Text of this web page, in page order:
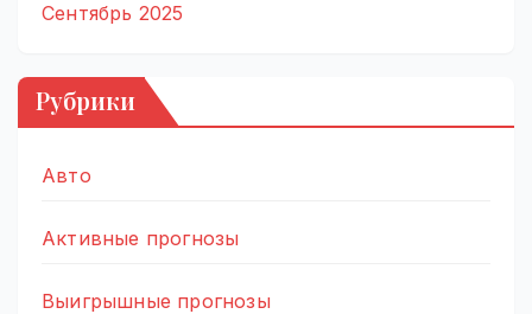
Сентябрь 2025
Рубрики
Авто
Активные прогнозы
Выигрышные прогнозы